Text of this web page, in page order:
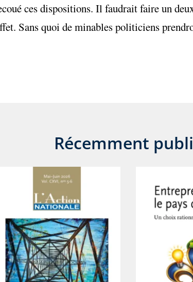
ces dispositions. Il faudrait faire un
Sans quoi de minables politiciens
Récemment